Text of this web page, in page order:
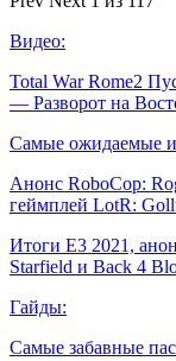
Видео:
Total War Rome2
— Разворот на
Самые ожидаемые
Анонс RoboCop:
геймплей LotR:
Итоги E3 2021,
Starfield и Back 4
Гайды:
Самые забавные